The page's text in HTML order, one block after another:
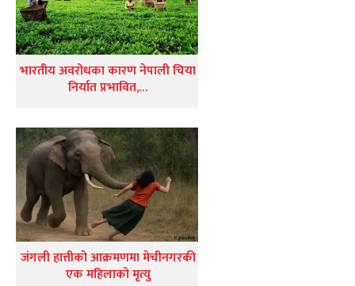
भारतीय अवरोधका कारण नेपाली चिया
निर्यात प्रभावित,…
जंगली हात्तीको आक्रमणमा मेचीनगरकी
एक महिलाको मृत्यु